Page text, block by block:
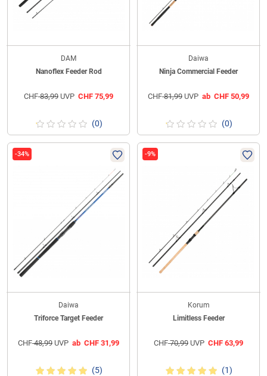
DAM
Nanoflex Feeder Rod
CHF83,99 UVP CHF 75,99
(0)
Daiwa
Ninja Commercial Feeder
CHF81,99 UVP ab CHF 50,99
(0)
-34%
Daiwa
Triforce Target Feeder
CHF48,99 UVP ab CHF 31,99
(5)
-9%
Korum
Limitless Feeder
CHF70,99 UVP CHF 63,99
(1)